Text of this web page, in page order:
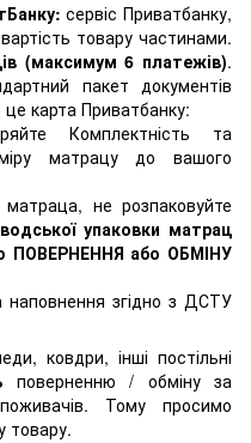
сервіс Приватбанку,
товару частинами.
(максимум 6 платежів).
пакет документів
карта Приватбанку:
Комплектність та
матрацу до вашого
не розпаковуйте
упаковки матрац
ПОВЕРНЕННЯ або ОБМІНУ
наповнення згідно з ДСТУ
ковдри, інші постільні
поверненню / обміну за
Тому просимо
товару.